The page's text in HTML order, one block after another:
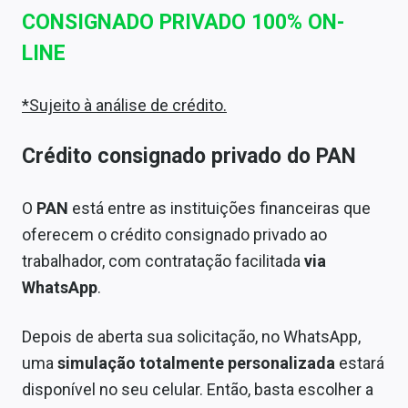
CONSIGNADO PRIVADO 100% ON-
LINE
*Sujeito à análise de crédito.
Crédito consignado privado do PAN
O PAN está entre as instituições financeiras que
oferecem o crédito consignado privado ao
trabalhador, com contratação facilitada via
WhatsApp.
Depois de aberta sua solicitação, no WhatsApp,
uma simulação totalmente personalizada estará
disponível no seu celular. Então, basta escolher a